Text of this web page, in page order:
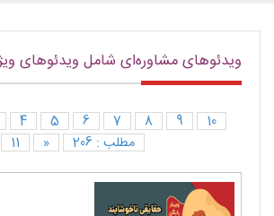
ویدئوهای مشاوره‌ای شامل ویدئوهای
4 5 6 7 8 9
10
11
« مطلب : 206